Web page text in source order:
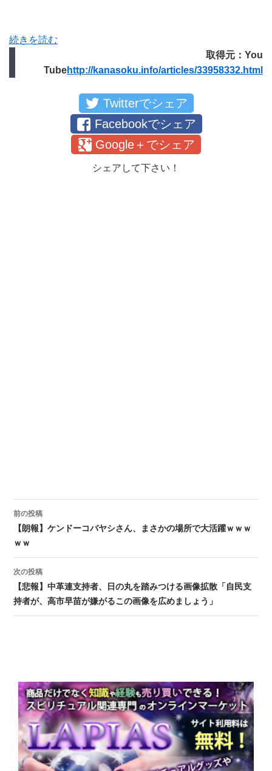
続きを読む
取得元：You
Tubehttp://kanasoku.info/articles/33958332.html
Twitterでシェア
Facebookでシェア
Google＋でシェア
シェアして下さい！
投稿ナビゲーション
前の投稿
【朗報】ケンドーコバヤシさん、まさかの場所で大活躍ｗｗｗ
ｗｗ
次の投稿
【悲報】中革連支持者、日の丸を踏みつける画像拡散「自民支
持者が、高市早苗が嫌がるこの画像を広めましょう」